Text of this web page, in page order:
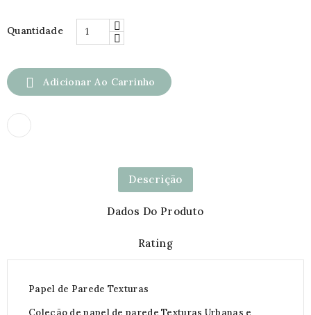
Quantidade
 Adicionar Ao Carrinho
Descrição
Dados Do Produto
Rating
Papel de Parede Texturas
Coleção de papel de parede Texturas Urbanas e